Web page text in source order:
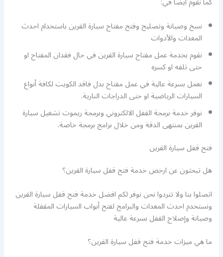
نسخ وصيانة وتصليح وفتح مفتاح سيارة القرين باستخدام احدث
المعدات والأدوات
نقوم بخدمة عمل مفتاح سيارة القرين في حال فقدان المفتاح او
حتى تلفه او كسره
نعمل بسرعة عالية في عمل مفتاح بدل فاقد الكويت لكافة أنواع
السيارات الرياضية او حتى الدراجات النارية.
نوفر خدمة برمجة القفل الالكتروني وبرمجة ريموت تشغيل سيارة
القرين بمنتهى الدقة ومن خلال برامج برمجة خاصة.
فتح قفل سيارة القرين
هل تبحثون عن ارخص خدمة فتح قفل سيارة القرين؟
اتصلوا بنا ولا تتردوا نحن نوفر لكم افضل خدمة فتح قفل سيارة القرين
ونستخدم احدث المعدات والبرامج لفتح أبواب السيارات المقفلة
وصيانة وإصلاح القفل بسرعة عالية
ما هي ميزات خدمة فتح قفل سيارة القرين؟